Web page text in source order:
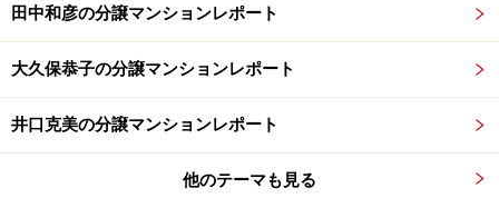
田中和彦の分譲マンションレポート
大久保恭子の分譲マンションレポート
井口克美の分譲マンションレポート
他のテーマも見る